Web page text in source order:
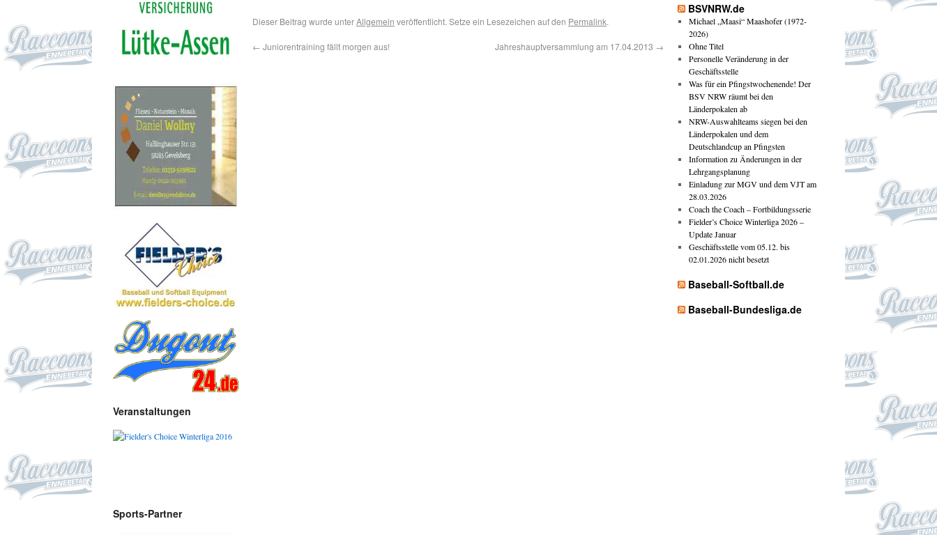
Dieser Beitrag wurde unterAllgemein veröffentlicht. Setze ein Lesezeichen auf den Permalink.
← Juniorentraining fällt morgen aus! Jahreshauptversammlung am 17.04.2013 →
Veranstaltungen
Sports-Partner
BSVNRW.de
Michael „Maasi“ Maashofer (1972-
2026)
Ohne Titel
Personelle Veränderung in der
Geschäftsstelle
Was für ein Pfingstwochenende! Der
BSV NRW räumt bei den
Länderpokalen ab
NRW-Auswahlteams siegen bei den
Länderpokalen und dem
Deutschlandcup an Pfingsten
Information zu Änderungen in der
Lehrgangsplanung
Einladung zur MGV und dem VJT am
28.03.2026
Coach the Coach – Fortbildungsserie
Fielder’s Choice Winterliga 2026 –
Update Januar
Geschäftsstelle vom 05.12. bis
02.01.2026 nicht besetzt
Baseball-Softball.de
Baseball-Bundesliga.de